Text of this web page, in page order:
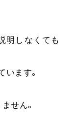
明しなくても
ます。
せん。